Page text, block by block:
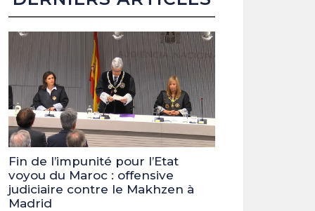
Fin de l’impunité pour l’Etat
voyou du Maroc : offensive
judiciaire contre le Makhzen à
Madrid